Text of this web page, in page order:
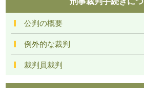
公判の概要
例外的な裁判
裁判員裁判